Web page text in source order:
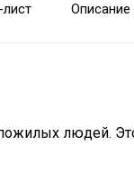
Описание
людей.